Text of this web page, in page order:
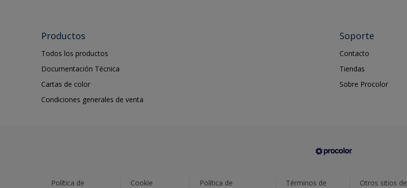
Productos
Todos los productos
Documentación Técnica
Cartas de color
Condiciones generales de venta
Soporte
Contacto
Tiendas
Sobre Procolor
Política de Cookie Política de Términos de Otros sitios de